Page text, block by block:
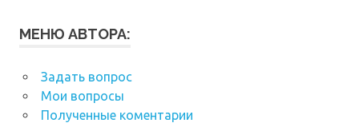
МЕНЮ АВТОРА:
Задать вопрос
Мои вопросы
Полученные коментарии